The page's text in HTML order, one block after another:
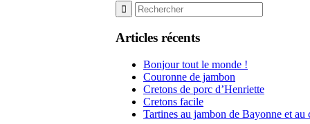
Articles récents
Bonjour tout le monde !
Couronne de jambon
Cretons de porc d’Henriette
Cretons facile
Tartines au jambon de Bayonne et au